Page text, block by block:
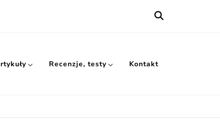
Recenzje, testy Kontakt